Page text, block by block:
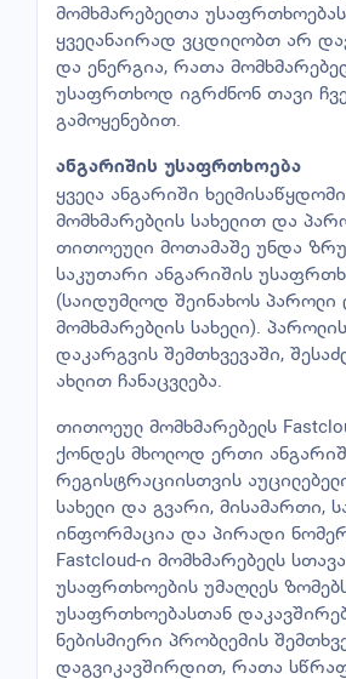
მომხმარებელთა
ყველანაირად ვცდილობთ არ
და ენერგია, რათა
უსაფრთხოდ იგრძნონ თავი
გამოყენებით.
ანგარიშის უსაფრთხოება
ყველა ანგარიში
მომხმარებლის სახელით და
თითოეული მოთამაშე უნდა
საკუთარი ანგარიშის
(საიდუმლოდ შეინახოს პაროლი
მომხმარებლის სახელი).
დაკარგვის შემთხვევაში,
ახლით ჩანაცვლება.
თითოეულ მომხმარებელს
ქონდეს მხოლოდ ერთი
რეგისტრაციისთვის
სახელი და გვარი, მისამართი,
ინფორმაცია და პირადი
Fastcloud-ი მომხმარებელს
უსაფრთხოების უმაღლეს
უსაფრთხოებასთან
ნებისმიერი პრობლემის
დაგვიკავშირდით, რათა